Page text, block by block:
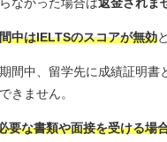
中はIELTSのスコアが無効
間中、留学先に成績証明書
きません。
要な書類や面接を受ける場